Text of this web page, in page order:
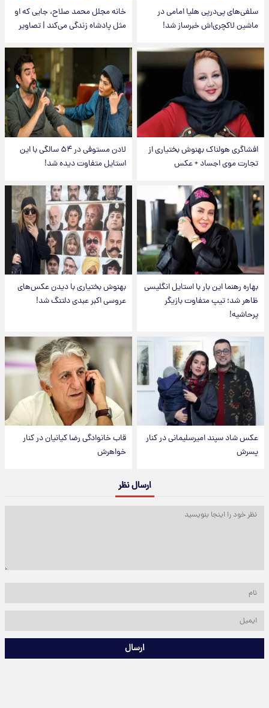
سلفی‌های پی‌درپی هلیا امامی در
ماشین لاکچری‌اش خبرساز شد!
خانه مجلل محمد صلاح، جایی که او
مثل پادشاه زندگی می‌کند | تصاویر
افشاگری هولناک بهنوش بختیاری از
تجارت موی اجساد + عکس
لادن مستوفی در ۵۴ سالگی با این
استایل متفاوت دیده شد!
بهاره رهنما این بار با استایل انگلیسی
ظاهر شد؛ تیپ متفاوت بازیگر
پرحاشیه!
بهنوش بختیاری با دیدن عکس‌های
عروسی اکبر عبدی دلتنگ شد!
عکس شاد سپند امیرسلیمانی در کنار
پسرش
قاب خانوادگی رضا کیانیان در کنار
خواهرش
ارسال نظر
ارسال